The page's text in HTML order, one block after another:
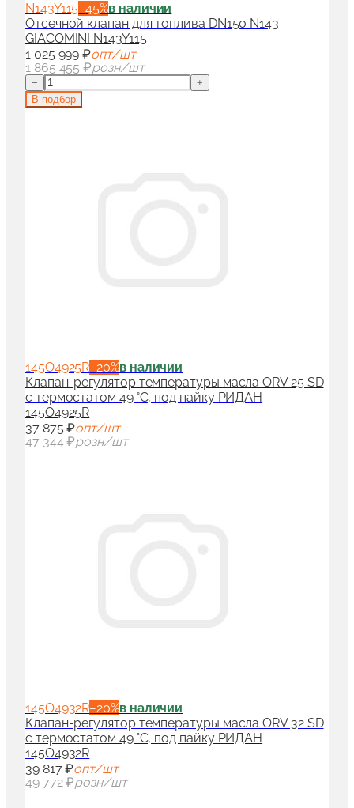
N143Y115−45%в наличии
Отсечной клапан для топлива DN150 N143
GIACOMINI N143Y115
1 025 999 ₽опт/шт
1 865 455 ₽розн/шт
−
+
В подбор
145O4925R−20%в наличии
Клапан-регулятор температуры масла ORV 25 SD
с термостатом 49 °С, под пайку РИДАН
145O4925R
37 875 ₽опт/шт
47 344 ₽розн/шт
145O4932R−20%в наличии
Клапан-регулятор температуры масла ORV 32 SD
с термостатом 49 °С, под пайку РИДАН
145O4932R
39 817 ₽опт/шт
49 772 ₽розн/шт